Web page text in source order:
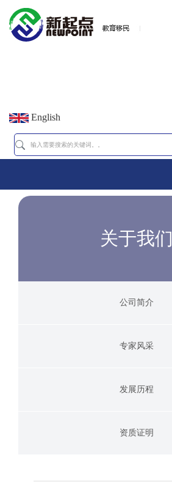
English
关于我们
公司简介
专家风采
发展历程
资质证明